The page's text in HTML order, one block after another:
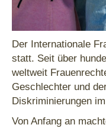
Der Internationale
statt. Seit über
weltweit
Geschlechter und
Diskriminierungen
Von Anfang an